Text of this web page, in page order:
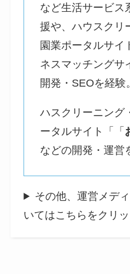
など生活サービス
援や、ハウスクリ
園業ポータルサイ
ネスマッチングサ
開発・SEOを経験
ハスクリーニング
ータルサイト「「
などの開発・運営
その他、運営メデ
いてはこちらをクリッ